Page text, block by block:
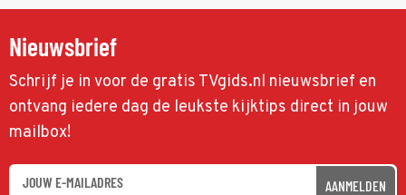
Nieuwsbrief
Schrijf je in voor de gratis TVgids.nl nieuwsbrief en
ontvang iedere dag de leukste kijktips direct in jouw
mailbox!
AANMELDEN